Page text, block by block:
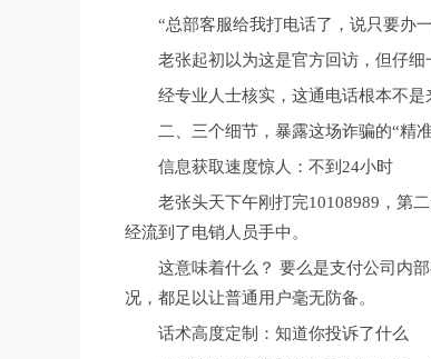
“总部客服给我打电话了，说只要办
老张起初以为这是官方回访，但仔
经专业人士核实，这通电话根本不是
二、三个细节，暴露这场诈骗的“精
信息获取速度惊人：不到24小时
老张头天下午刚打完10108989，第
经流到了电销人员手中。
这意味着什么？ 要么是支付公司内
况，都足以让普通用户毫无防备。
话术高度定制：知道你投诉了什么